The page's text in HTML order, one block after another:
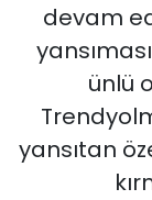
devam
ünlü
yansıtan